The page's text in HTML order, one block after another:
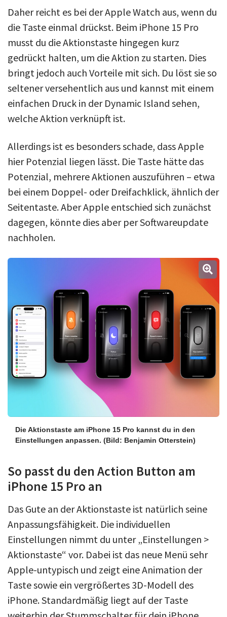
Daher reicht es bei der Apple Watch aus, wenn du
die Taste einmal drückst. Beim iPhone 15 Pro
musst du die Aktionstaste hingegen kurz
gedrückt halten, um die Aktion zu starten. Dies
bringt jedoch auch Vorteile mit sich. Du löst sie so
seltener versehentlich aus und kannst mit einem
einfachen Druck in der Dynamic Island sehen,
welche Aktion verknüpft ist.
Allerdings ist es besonders schade, dass Apple
hier Potenzial liegen lässt. Die Taste hätte das
Potenzial, mehrere Aktionen auszuführen – etwa
bei einem Doppel- oder Dreifachklick, ähnlich der
Seitentaste. Aber Apple entschied sich zunächst
dagegen, könnte dies aber per Softwareupdate
nachholen.
Die Aktionstaste am iPhone 15 Pro kannst du in den
Einstellungen anpassen. (Bild: Benjamin Otterstein)
So passt du den Action Button am
iPhone 15 Pro an
Das Gute an der Aktionstaste ist natürlich seine
Anpassungsfähigkeit. Die individuellen
Einstellungen nimmt du unter „Einstellungen >
Aktionstaste“ vor. Dabei ist das neue Menü sehr
Apple-untypisch und zeigt eine Animation der
Taste sowie ein vergrößertes 3D-Modell des
iPhone. Standardmäßig liegt auf der Taste